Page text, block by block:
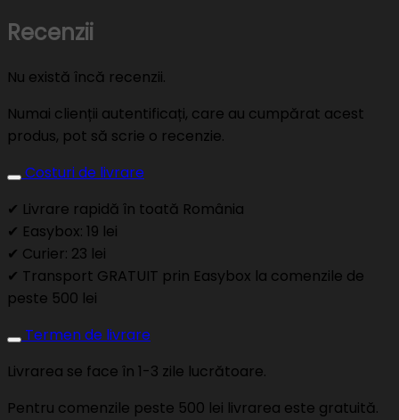
Recenzii
Nu există încă recenzii.
Numai clienții autentificați, care au cumpărat acest
produs, pot să scrie o recenzie.
Costuri de livrare
✔ Livrare rapidă în toată România
✔ Easybox: 19 lei
✔ Curier: 23 lei
✔ Transport GRATUIT prin Easybox la comenzile de
peste 500 lei
Termen de livrare
Livrarea se face în 1-3 zile lucrătoare.
Pentru comenzile peste 500 lei livrarea este gratuită.